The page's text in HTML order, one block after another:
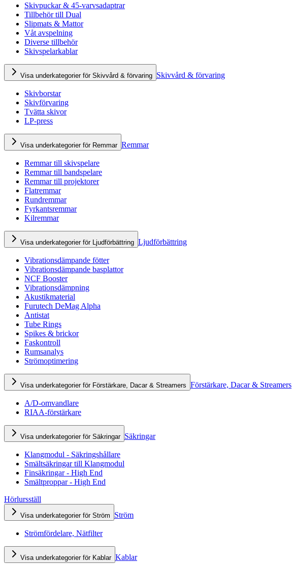
Skivpuckar & 45-varvsadaptrar
Tillbehör till Dual
Slipmats & Mattor
Våt avspelning
Diverse tillbehör
Skivspelarkablar
Visa underkategorier för Skivvård & förvaring Skivvård & förvaring
Skivborstar
Skivförvaring
Tvätta skivor
LP-press
Visa underkategorier för Remmar Remmar
Remmar till skivspelare
Remmar till bandspelare
Remmar till projektorer
Flatremmar
Rundremmar
Fyrkantsremmar
Kilremmar
Visa underkategorier för Ljudförbättring Ljudförbättring
Vibrationsdämpande fötter
Vibrationsdämpande basplattor
NCF Booster
Vibrationsdämpning
Akustikmaterial
Furutech DeMag Alpha
Antistat
Tube Rings
Spikes & brickor
Faskontroll
Rumsanalys
Strömoptimering
Visa underkategorier för Förstärkare, Dacar & Streamers Förstärkare, Dacar & Streamers
A/D-omvandlare
RIAA-förstärkare
Visa underkategorier för Säkringar Säkringar
Klangmodul - Säkringshållare
Smältsäkringar till Klangmodul
Finsäkringar - High End
Smältproppar - High End
Hörlursställ
Visa underkategorier för Ström Ström
Strömfördelare, Nätfilter
Visa underkategorier för Kablar Kablar